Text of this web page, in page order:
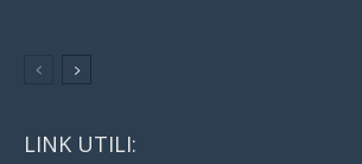
LINK UTILI: